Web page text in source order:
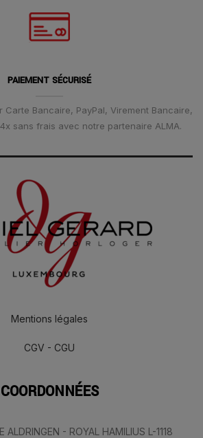
PAIEMENT SÉCURISÉ
Carte Bancaire, PayPal, Virement Bancaire,
sans frais avec notre partenaire ALMA.
Mentions légales
CGV - CGU
COORDONNÉES
ALDRINGEN - ROYAL HAMILIUS L-1118